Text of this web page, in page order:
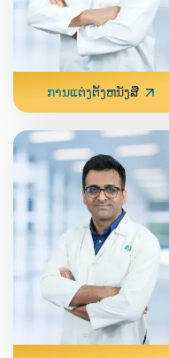
ການແຕ່ງຕັ້ງຫນັງສື